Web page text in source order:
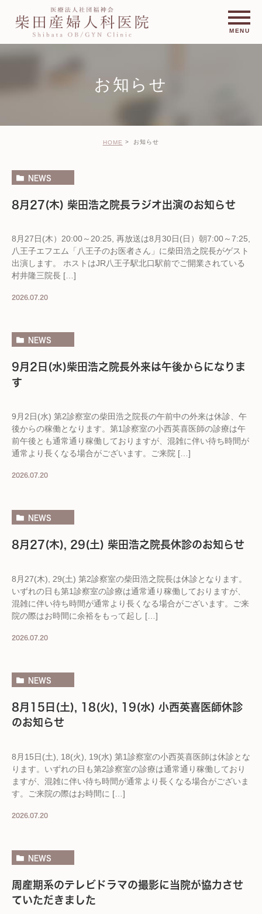
お知らせ
HOME お知らせ
NEWS
8月27(木) 柴田浩之院長ラジオ出演のお知らせ
8月27日(木）20:00～20:25, 再放送は8月30日(日）朝7:00～7:25,
八王子エフエム「八王子のお医者さん」に柴田浩之院長がゲスト
出演します。 ホストはJR八王子駅北口駅前でご開業されている
村井隆三院長 […]
2026.07.20
NEWS
9月2日(水)柴田浩之院長外来は午後からになりま
す
9月2日(水) 第2診察室の柴田浩之院長の午前中の外来は休診、午
後からの稼働となります。第1診察室の小西英喜医師の診療は午
前午後とも通常通り稼働しておりますが、混雑に伴い待ち時間が
通常より長くなる場合がございます。ご来院 […]
2026.07.20
NEWS
8月27(木), 29(土) 柴田浩之院長休診のお知らせ
8月27(木), 29(土) 第2診察室の柴田浩之院長は休診となります。
いずれの日も第1診察室の診療は通常通り稼働しておりますが、
混雑に伴い待ち時間が通常より長くなる場合がございます。ご来
院の際はお時間に余裕をもって起し […]
2026.07.20
NEWS
8月15日(土), 18(火), 19(水) 小西英喜医師休診
のお知らせ
8月15日(土), 18(火), 19(水) 第1診察室の小西英喜医師は休診とな
ります。いずれの日も第2診察室の診療は通常通り稼働しており
ますが、混雑に伴い待ち時間が通常より長くなる場合がございま
す。ご来院の際はお時間に […]
2026.07.20
NEWS
周産期系のテレビドラマの撮影に当院が協力させ
ていただきました